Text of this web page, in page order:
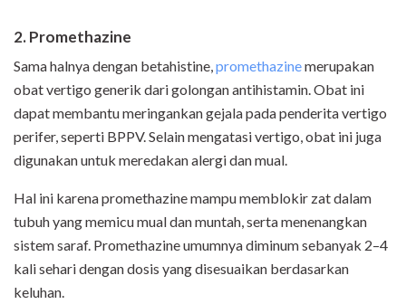
2. Promethazine
Sama halnya dengan betahistine,promethazinemerupakan
obat vertigo generik dari golongan antihistamin. Obat ini
dapat membantu meringankan gejala pada penderita vertigo
perifer, seperti BPPV. Selain mengatasi vertigo, obat ini juga
digunakan untuk meredakan alergi dan mual.
Hal ini karena promethazine mampu memblokir zat dalam
tubuh yang memicu mual dan muntah, serta menenangkan
sistem saraf. Promethazine umumnya diminum sebanyak 2–4
kali sehari dengan dosis yang disesuaikan berdasarkan
keluhan.